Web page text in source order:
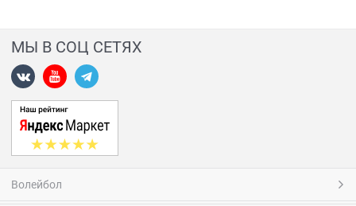
МЫ В СОЦ СЕТЯХ
Волейбол